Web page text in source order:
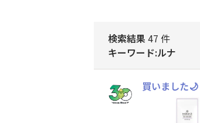
検索結果47 件
キーワード:ルナ
買いました🌙